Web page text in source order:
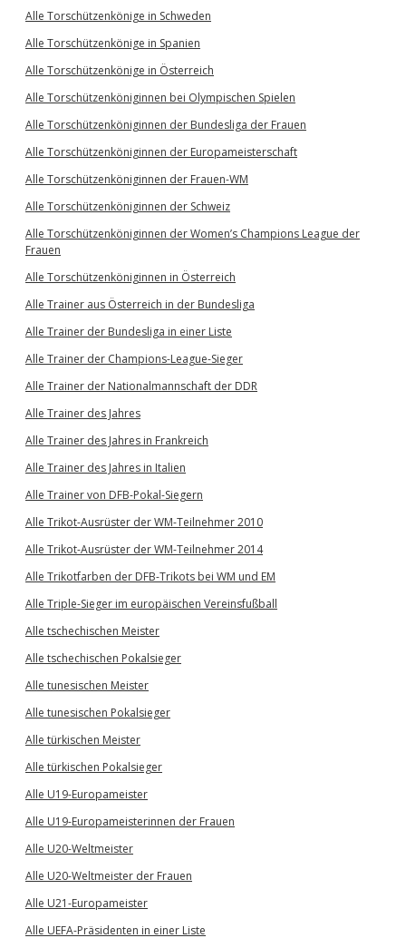
Alle Torschützenkönige in Schweden
Alle Torschützenkönige in Spanien
Alle Torschützenkönige in Österreich
Alle Torschützenköniginnen bei Olympischen Spielen
Alle Torschützenköniginnen der Bundesliga der Frauen
Alle Torschützenköniginnen der Europameisterschaft
Alle Torschützenköniginnen der Frauen-WM
Alle Torschützenköniginnen der Schweiz
Alle Torschützenköniginnen der Women’s Champions League der
Frauen
Alle Torschützenköniginnen in Österreich
Alle Trainer aus Österreich in der Bundesliga
Alle Trainer der Bundesliga in einer Liste
Alle Trainer der Champions-League-Sieger
Alle Trainer der Nationalmannschaft der DDR
Alle Trainer des Jahres
Alle Trainer des Jahres in Frankreich
Alle Trainer des Jahres in Italien
Alle Trainer von DFB-Pokal-Siegern
Alle Trikot-Ausrüster der WM-Teilnehmer 2010
Alle Trikot-Ausrüster der WM-Teilnehmer 2014
Alle Trikotfarben der DFB-Trikots bei WM und EM
Alle Triple-Sieger im europäischen Vereinsfußball
Alle tschechischen Meister
Alle tschechischen Pokalsieger
Alle tunesischen Meister
Alle tunesischen Pokalsieger
Alle türkischen Meister
Alle türkischen Pokalsieger
Alle U19-Europameister
Alle U19-Europameisterinnen der Frauen
Alle U20-Weltmeister
Alle U20-Weltmeister der Frauen
Alle U21-Europameister
Alle UEFA-Präsidenten in einer Liste